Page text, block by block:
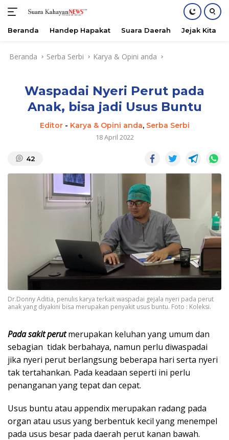
Beranda Handep Hapakat Suara Daerah Jejak Kita
Beranda Serba Serbi Karya & Opini anda
Waspadai Nyeri Perut pada
Anak, bisa jadi Usus Buntu
Editor- Karya & Opini anda, Serba Serbi
18 April 2022
42
Dr.Donny Aditia, penulis karya terkait waspadai gejala nyeri pada perut
anak yang diyakini bisa merupakan penyakit usus buntu. Foto : Koleksi.
Pada sakit perutmerupakan keluhan yang umum dan
sebagian tidak berbahaya, namun perlu diwaspadai
jika nyeri perut berlangsung beberapa hari serta nyeri
tak tertahankan. Pada keadaan seperti ini perlu
penanganan yang tepat dan cepat.
Usus buntu atau appendix merupakan radang pada
organ atau usus yang berbentuk kecil yang menempel
pada usus besar pada daerah perut kanan bawah.